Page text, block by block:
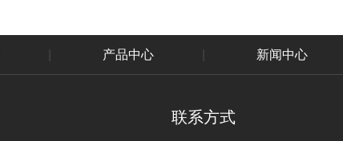
产品中心 新闻中心
联系方式